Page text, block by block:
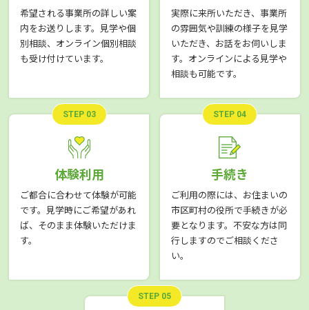
希望される事業所の詳しい案
内をお送りします。見学や個
別相談、オンライン個別相談
も受け付けています。
実際に来所いただき、事業所
の雰囲気や訓練の様子を見学
いただき、お話をお伺いしま
す。オンラインによる見学や
相談も可能です。
STEP 03
体験利用
ご都合に合わせて体験が可能
です。見学時にご希望があれ
ば、そのまま体験いただけま
す。
STEP 04
手続き
ご利用の際には、お住まいの
市区町村の役所で手続きが必
要となります。不安な方は同
行しますのでご相談くださ
い。
STEP 05